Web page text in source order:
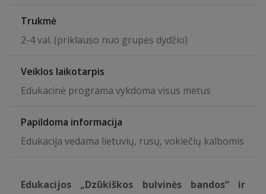
Trukmė
2-4 val. (priklauso nuo grupės dydžio)
Veiklos laikotarpis
Edukacinė programa vykdoma visus metus
Papildoma informacija
Edukacija vedama lietuvių, rusų, vokiečių kalbomis
Edukacijos „Dzūkiškos bulvinės bandos“ir